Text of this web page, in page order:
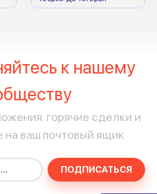
к нашему
горячие сделки и
на ваш почтовый ящик
ПОДПИСАТЬСЯ